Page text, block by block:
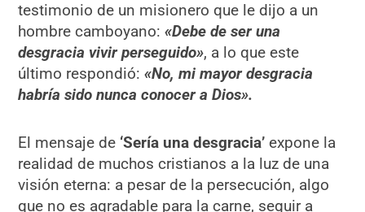
testimonio de un misionero que le dijo a un
hombre camboyano:«Debe de ser una
desgracia vivir perseguido», a lo que este
último respondió:«No, mi mayor desgracia
habría sido nunca conocer a Dios».
El mensaje de ‘Sería una desgracia’ expone la
realidad de muchos cristianos a la luz de una
visión eterna: a pesar de la persecución, algo
que no es agradable para la carne, seguir a